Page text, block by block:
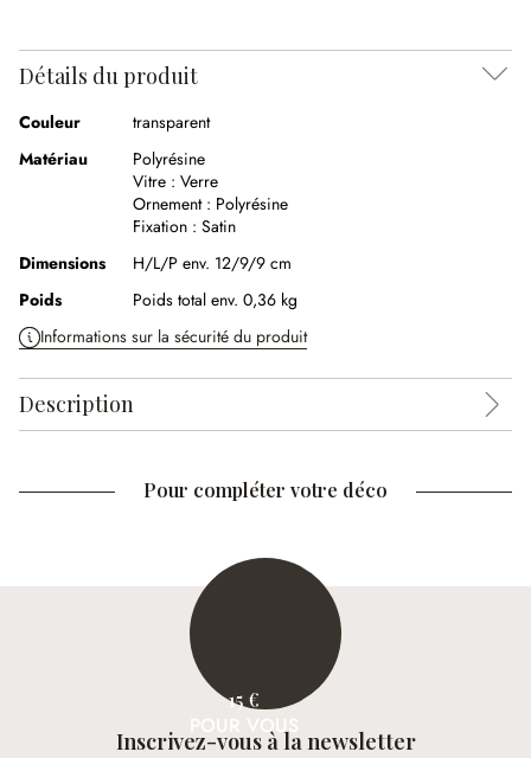
Détails du produit
Couleur
transparent
Matériau
Polyrésine
Vitre : Verre
Ornement : Polyrésine
Fixation : Satin
Dimensions
H/L/P env. 12/9/9 cm
Poids
Poids total env. 0,36 kg
Informations sur la sécurité du produit
Description
Pour compléter votre déco
15 €
POUR VOUS
Inscrivez-vous à la newsletter